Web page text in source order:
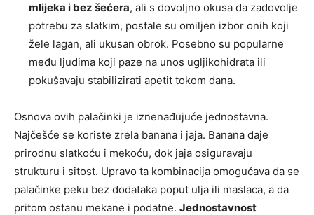
mlijeka i bez šećera, ali s dovoljno okusa da zadovolje
potrebu za slatkim, postale su omiljen izbor onih koji
žele lagan, ali ukusan obrok. Posebno su popularne
među ljudima koji paze na unos ugljikohidrata ili
pokušavaju stabilizirati apetit tokom dana.
Osnova ovih palačinki je iznenađujuće jednostavna.
Najčešće se koriste zrela banana i jaja. Banana daje
prirodnu slatkoću i mekoću, dok jaja osiguravaju
strukturu i sitost. Upravo ta kombinacija omogućava da se
palačinke peku bez dodataka poput ulja ili maslaca, a da
pritom ostanu mekane i podatne. Jednostavnost